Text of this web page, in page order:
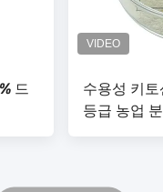
드
수용성 키
등급 농업